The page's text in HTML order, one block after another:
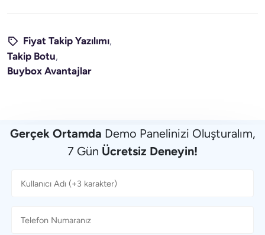
Fiyat Takip Yazılımı,
Takip Botu,
Buybox Avantajlar
Gerçek Ortamda Demo Panelinizi Oluşturalım,
7 Gün Ücretsiz Deneyin!